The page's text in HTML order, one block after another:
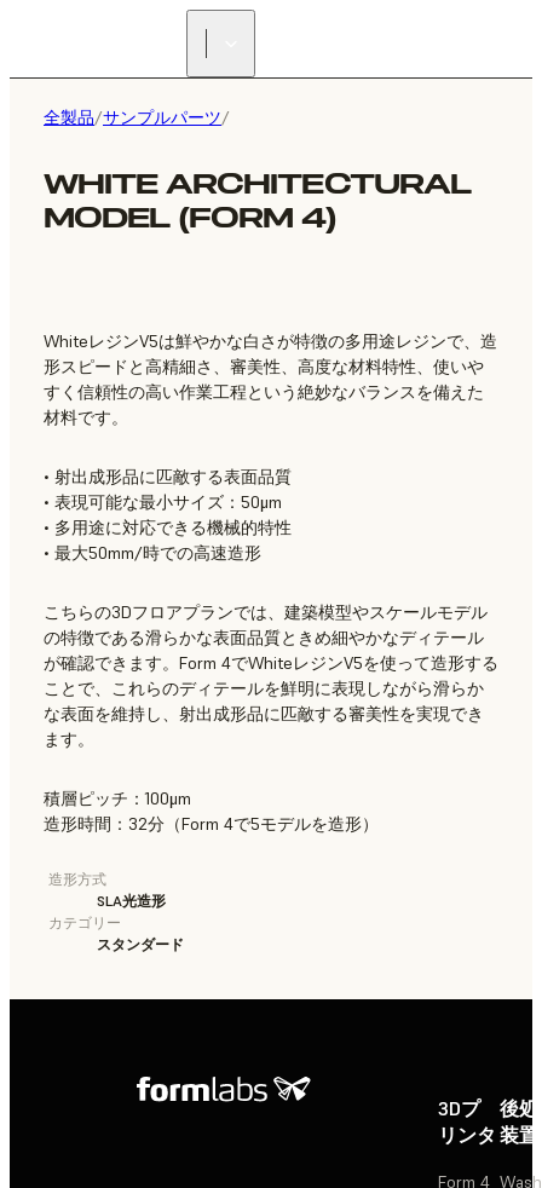
全製品/サンプルパーツ/
WHITE ARCHITECTURAL
MODEL (FORM 4)
WhiteレジンV5は鮮やかな白さが特徴の多用途レジンで、造
形スピードと高精細さ、審美性、高度な材料特性、使いや
すく信頼性の高い作業工程という絶妙なバランスを備えた
材料です。
• 射出成形品に匹敵する表面品質
• 表現可能な最小サイズ：50μm
• 多用途に対応できる機械的特性
• 最大50mm/時での高速造形
こちらの3Dフロアプランでは、建築模型やスケールモデル
の特徴である滑らかな表面品質ときめ細やかなディテール
が確認できます。Form 4でWhiteレジンV5を使って造形する
ことで、これらのディテールを鮮明に表現しながら滑らか
な表面を維持し、射出成形品に匹敵する審美性を実現でき
ます。
積層ピッチ：100μm
造形時間：32分（Form 4で5モデルを造形）
造形方式
SLA光造形
カテゴリー
スタンダード
3Dプ
リンタ
Form 4
後
装置